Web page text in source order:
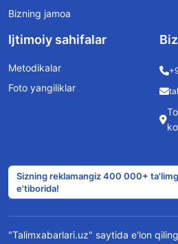
Bizning jamoa
Ijtimoiy sahifalar
Metodikalar
Foto yangiliklar
Sizning reklamangiz 400 000+
e'tiborida!
"Talimxabarlari.uz" saytida e'lon